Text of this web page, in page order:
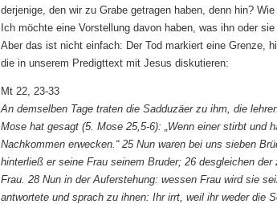
derjenige, den wir zu Grabe getragen haben, denn hin?
Ich möchte eine Vorstellung davon haben, was ihn oder
Aber das ist nicht einfach: Der Tod markiert eine Grenze,
die in unserem Predigttext mit Jesus diskutieren:
Mt 22, 23-33
An demselben Tage traten die Sadduzäer zu ihm, die
Mose hat gesagt (5. Mose 25,5-6): „Wenn einer stirbt und
Nachkommen erwecken.“ 25 Nun waren bei uns sieben
hinterließ er seine Frau seinem Bruder; 26 desgleichen
Frau. 28 Nun in der Auferstehung: wessen Frau wird sie
antwortete und sprach zu ihnen: Ihr irrt, weil ihr weder die